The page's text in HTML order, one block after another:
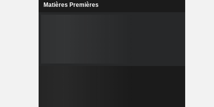
Matières Premières